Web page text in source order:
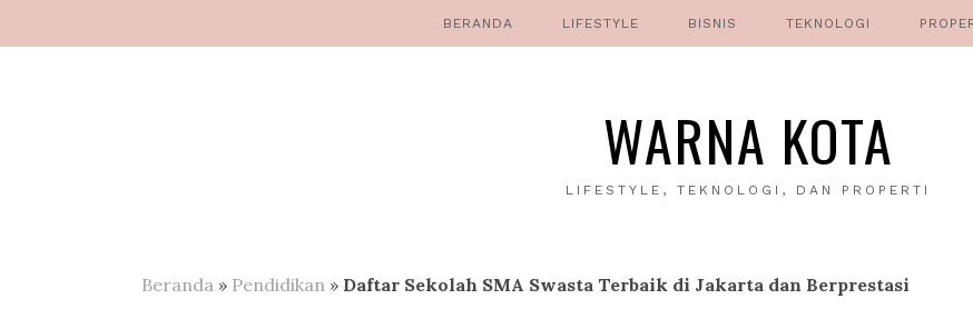
BERANDA LIFESTYLE BISNIS TEKNOLOGI
WARNA KOTA
LIFESTYLE, TEKNOLOGI, DAN PROPERTI
Beranda » Pendidikan » Daftar Sekolah SMA Swasta Terbaik di Jakarta dan Berprestasi